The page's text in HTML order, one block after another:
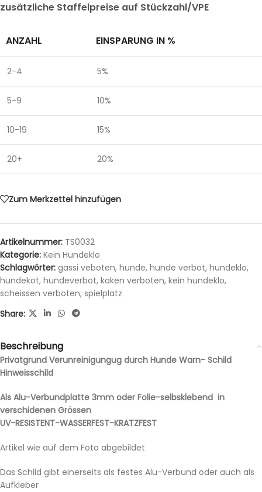
zusätzliche Staffelpreise auf Stückzahl/VPE
ANZAHL EINSPARUNG IN %
2-4 5%
5-9 10%
10-19 15%
20+ 20%
Zum Merkzettel hinzufügen
Artikelnummer: TS0032
Kategorie: Kein Hundeklo
Schlagwörter: gassi veboten, hunde, hunde verbot, hundeklo,
hundekot, hundeverbot, kaken verboten, kein hundeklo,
scheissen verboten, spielplatz
Share:
Beschreibung
Privatgrund Verunreinigungug durch Hunde Warn- Schild
Hinweisschild
Als Alu-Verbundplatte 3mm oder Folie-selbsklebend in
verschidenen Grössen
UV-RESISTENT-WASSERFEST-KRATZFEST
Artikel wie auf dem Foto abgebildet
Das Schild gibt einerseits als festes Alu-Verbund oder auch als
Aufkleber